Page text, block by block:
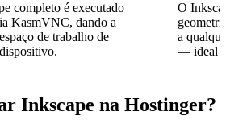
completo é executado
KasmVNC, dando a
de trabalho de
O
a
— ideal
Inkscape na Hostinger?